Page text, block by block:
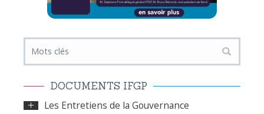
DOCUMENTS IFGP
Les Entretiens de la Gouvernance